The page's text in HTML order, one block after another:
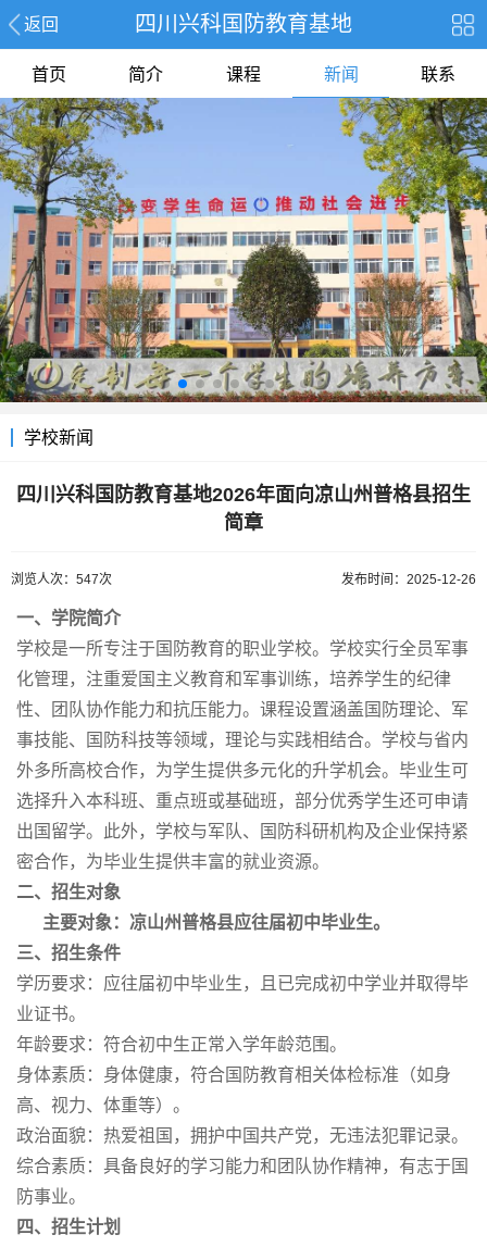
返回 四川兴科国防教育基地
首页 简介 课程 新闻 联系
学校新闻
四川兴科国防教育基地2026年面向凉山州普格县招生
简章
浏览人次：547次 发布时间：2025-12-26
一、学院简介
学校是一所专注于国防教育的职业学校。学校实行全员军事
化管理，注重爱国主义教育和军事训练，培养学生的纪律
性、团队协作能力和抗压能力。课程设置涵盖国防理论、军
事技能、国防科技等领域，理论与实践相结合。学校与省内
外多所高校合作，为学生提供多元化的升学机会。毕业生可
选择升入本科班、重点班或基础班，部分优秀学生还可申请
出国留学。此外，学校与军队、国防科研机构及企业保持紧
密合作，为毕业生提供丰富的就业资源。
二、招生对象
主要对象：凉山州普格县应往届初中毕业生。
三、招生条件
学历要求：应往届初中毕业生，且已完成初中学业并取得毕
业证书。
年龄要求：符合初中生正常入学年龄范围。
身体素质：身体健康，符合国防教育相关体检标准（如身
高、视力、体重等）。
政治面貌：热爱祖国，拥护中国共产党，无违法犯罪记录。
综合素质：具备良好的学习能力和团队协作精神，有志于国
防事业。
四、招生计划